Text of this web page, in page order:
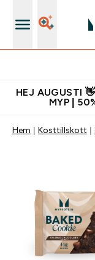
HEJ AUGUSTI
MYP |
Hem Kosttillskott